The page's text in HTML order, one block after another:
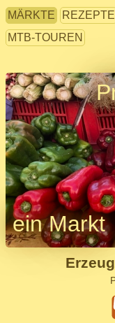
MÄRKTE REZEPTE
MTB-TOUREN
ein Markt